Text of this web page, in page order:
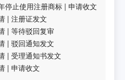
停止使用注册商标 |申请收文
|注册证发文
|等待驳回复审
|驳回通知发文
|受理通知书发文
|申请收文